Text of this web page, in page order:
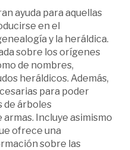
ayuda para aquellas
en el
y la heráldica.
sobre los orígenes
de nombres,
heráldicos. Además,
para poder
de árboles
Incluye asimismo
ofrece una
sobre las